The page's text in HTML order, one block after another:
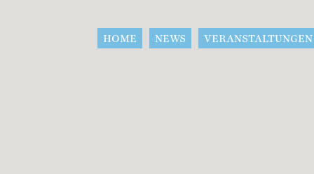
HOME NEWS VERANSTALTUNGEN